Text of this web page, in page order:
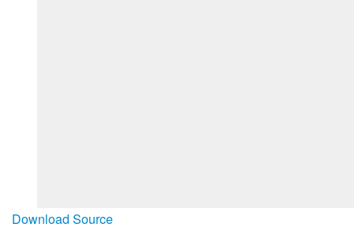
Download Source